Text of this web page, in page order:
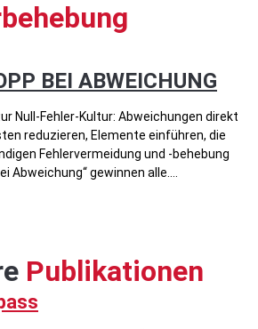
BEI ABWEICHUNG
Null-Fehler-Kultur: Abweichungen direkt
reduzieren, Elemente einführen, die
Fehlervermeidung und -behebung
Abweichung“ gewinnen alle.
Publikationen